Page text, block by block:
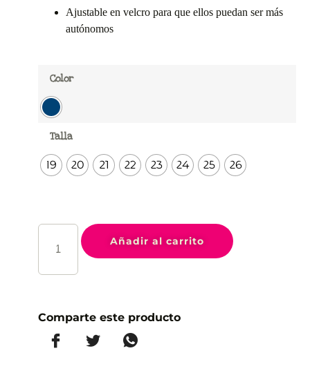
Ajustable en velcro para que ellos puedan ser más
autónomos
Color
Talla
19 20 21 22 23 24 25 26
Añadir al carrito
Comparte este producto